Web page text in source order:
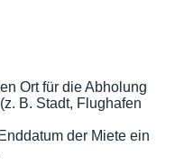
Ort für die Abholung
B. Stadt, Flughafen
der Miete ein